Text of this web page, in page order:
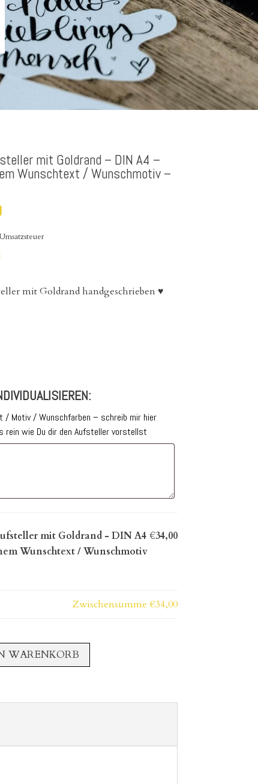
mit Goldrand – DIN A4 –
Wunschtext / Wunschmotiv –
mit Goldrand handgeschrieben ♥
/ Motiv / Wunschfarben – schreib mir hier
rein wie Du dir den Aufsteller vorstellst
mit Goldrand - DIN A4
Wunschtext / Wunschmotiv
€34,00
Zwischensumme €34,00
WARENKORB